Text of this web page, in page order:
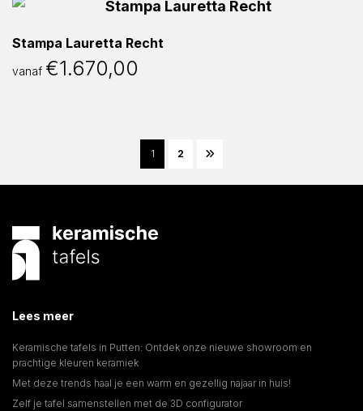
Stampa Lauretta Recht
vanaf €1.670,00
1 2
Lees meer
Keramische tafels in Putten: Ontdek onze nieuwe showroom en
prachtige kleuren keramiek
Met deze trends haal je een warm en gezellig najaar in huis!
Zelf je tafel samenstellen met de 3D configurator